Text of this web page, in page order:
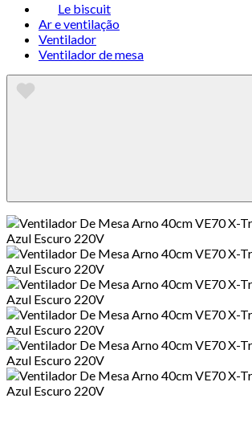
Le biscuit
Ar e ventilação
Ventilador
Ventilador de mesa